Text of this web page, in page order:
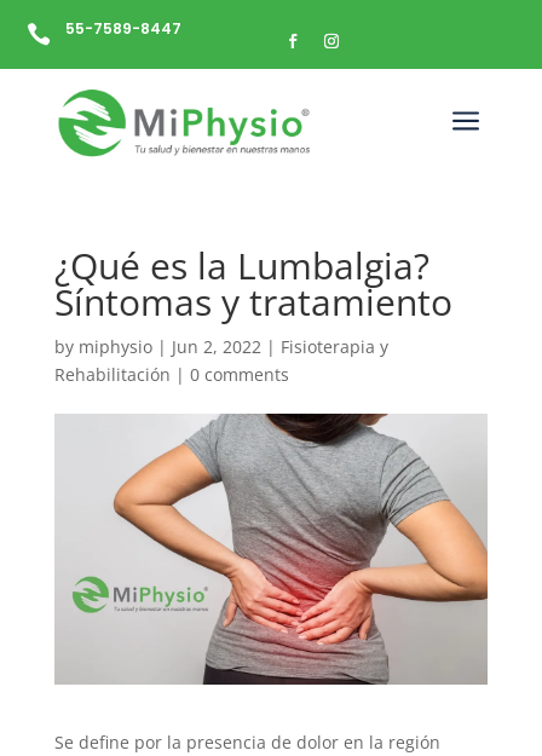
 55-7589-8447
a
¿Qué es la Lumbalgia?
Síntomas y tratamiento
by miphysio| Jun 2, 2022| Fisioterapia y
Rehabilitación | 0 comments
Se define por la presencia de dolor en la región